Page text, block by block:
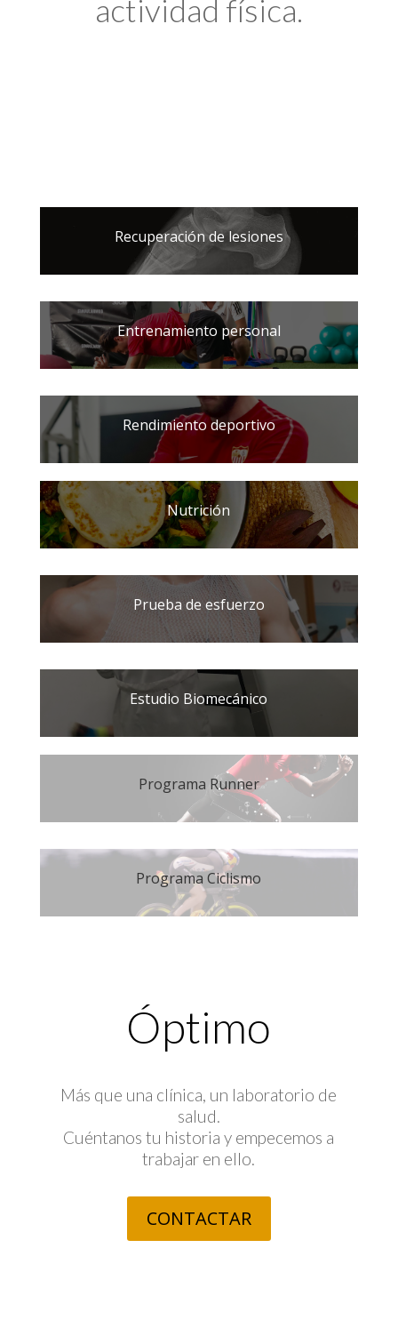
actividad física.
Recuperación de lesiones
Entrenamiento personal
Rendimiento deportivo
Nutrición
Prueba de esfuerzo
Estudio Biomecánico
Programa Runner
Programa Ciclismo
Óptimo
Más que una clínica, un laboratorio de
salud.
Cuéntanos tu historia y empecemos a
trabajar en ello.
CONTACTAR